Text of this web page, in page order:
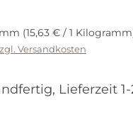
(15,63 € / 1
Versandkosten
Lieferzeit 1-